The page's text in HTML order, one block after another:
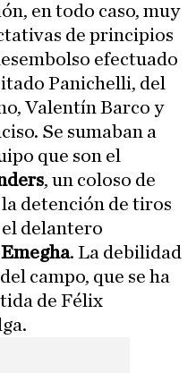
en todo caso, muy
de principios
efectuado
Panichelli, del
Valentín Barco y
Se sumaban a
que son el
, un coloso de
detención de tiros
el delantero
. La debilidad
campo, que se ha
de Félix